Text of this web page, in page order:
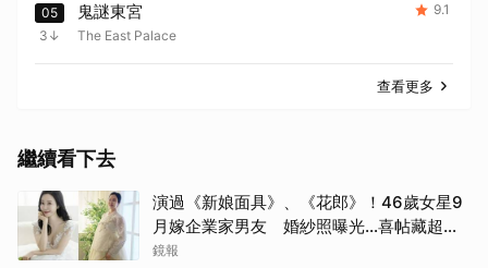
05
3
鬼謎東宮
The East Palace
9.1
查看更多
繼續看下去
演過《新娘面具》、《花郎》！46歲女星9
月嫁企業家男友 婚紗照曝光…喜帖藏超甜
告白
鏡報